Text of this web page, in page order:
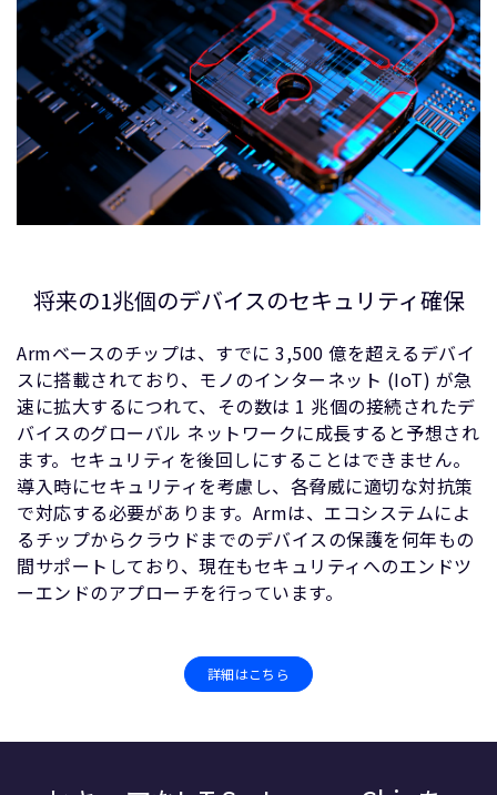
将来の1兆個のデバイスのセキュリティ確保
Armベースのチップは、すでに 3,500 億を超えるデバイ
スに搭載されており、モノのインターネット (IoT) が急
速に拡大するにつれて、その数は 1 兆個の接続されたデ
バイスのグローバル ネットワークに成長すると予想され
ます。セキュリティを後回しにすることはできません。
導入時にセキュリティを考慮し、各脅威に適切な対抗策
で対応する必要があります。Armは、エコシステムによ
るチップからクラウドまでのデバイスの保護を何年もの
間サポートしており、現在もセキュリティへのエンドツ
ーエンドのアプローチを行っています。
詳細はこちら